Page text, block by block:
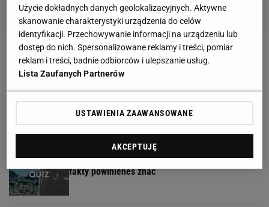
Weekendowy quiz wyłoni prymusów. Większość z
was odpada już w 3. pytaniu
To ulubiony quiz każdego Polaka. Pytamy o
przysłowia, które musisz znać!
Klasówka geograficzna na poziomie liceum. Te
fakty powinieneś znać
Użycie dokładnych danych geolokalizacyjnych. Aktywne
skanowanie charakterystyki urządzenia do celów
identyfikacji. Przechowywanie informacji na urządzeniu lub
dostęp do nich. Spersonalizowane reklamy i treści, pomiar
reklam i treści, badnie odbiorców i ulepszanie usług.
Lista Zaufanych Partnerów
USTAWIENIA ZAAWANSOWANE
AKCEPTUJĘ